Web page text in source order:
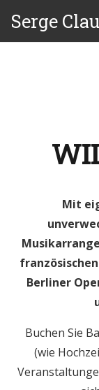
Serge
Mit
Berliner
Buchen Sie
(wie